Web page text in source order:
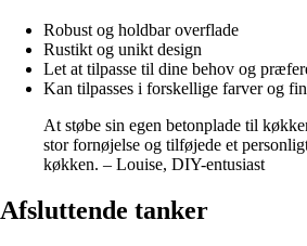
Robust og holdbar overflade
Rustikt og unikt design
Let at tilpasse til dine behov og
Kan tilpasses i forskellige farver og
At støbe sin egen betonplade til
stor fornøjelse og tilføjede et
køkken. – Louise, DIY-entusiast
Afsluttende tanker